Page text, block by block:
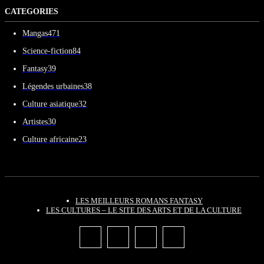
CATEGORIES
Mangas471
Science-fiction84
Fantasy39
Légendes urbaines38
Culture asiatique32
Artistes30
Culture africaine23
LES MEILLEURS ROMANS FANTASY
LES CULTURES – LE SITE DES ARTS ET DE LA CULTURE